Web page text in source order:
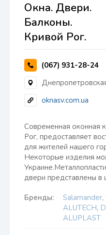
Окна. Двери.
Балконы.
Кривой Рог.
(067) 931-28-24
oknasv.com.ua
Современная оконная
Рог, предоставляет
для жителей нашего
Некоторые изделия
двери представлены в
Бренды: Salamander,
ALUTECH,
ALUPLAST